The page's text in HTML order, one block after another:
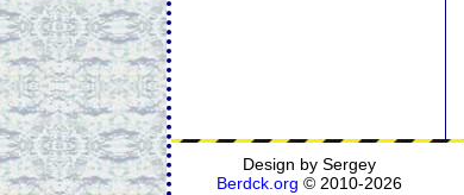
Design by Sergey
Berdck.org © 2010-2026